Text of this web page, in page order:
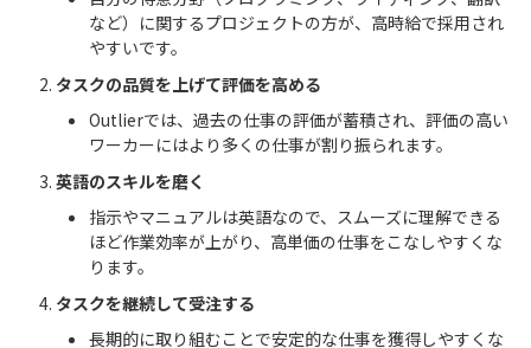
など）に関するプロジェクトの方が、高時給で採用され
やすいです。
タスクの品質を上げて評価を高める
Outlierでは、過去の仕事の評価が蓄積され、評価の高い
ワーカーにはより多くの仕事が割り振られます。
英語のスキルを磨く
指示やマニュアルは英語なので、スムーズに理解できる
ほど作業効率が上がり、高単価の仕事をこなしやすくな
ります。
タスクを継続して受注する
長期的に取り組むことで安定的な仕事を獲得しやすくな